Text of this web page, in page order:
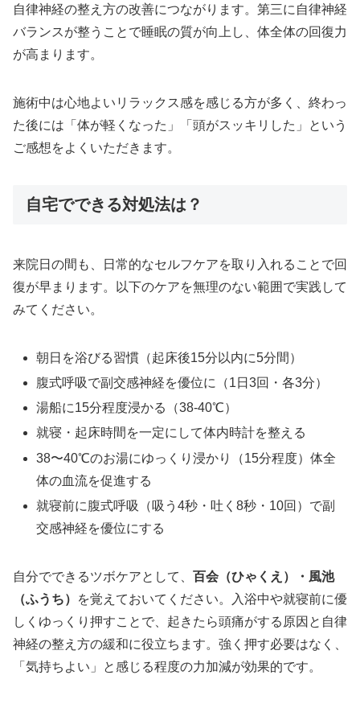
自律神経の整え方の改善につながります。第三に自律神経
バランスが整うことで睡眠の質が向上し、体全体の回復力
が高まります。
施術中は心地よいリラックス感を感じる方が多く、終わっ
た後には「体が軽くなった」「頭がスッキリした」という
ご感想をよくいただきます。
自宅でできる対処法は？
来院日の間も、日常的なセルフケアを取り入れることで回
復が早まります。以下のケアを無理のない範囲で実践して
みてください。
朝日を浴びる習慣（起床後15分以内に5分間）
腹式呼吸で副交感神経を優位に（1日3回・各3分）
湯船に15分程度浸かる（38-40℃）
就寝・起床時間を一定にして体内時計を整える
38〜40℃のお湯にゆっくり浸かり（15分程度）体全
体の血流を促進する
就寝前に腹式呼吸（吸う4秒・吐く8秒・10回）で副
交感神経を優位にする
自分でできるツボケアとして、 百会（ひゃくえ）・風池
（ふうち）
を覚えておいてください。入浴中や就寝前に優
しくゆっくり押すことで、起きたら頭痛がする原因と自律
神経の整え方の緩和に役立ちます。強く押す必要はなく、
「気持ちよい」と感じる程度の力加減が効果的です。